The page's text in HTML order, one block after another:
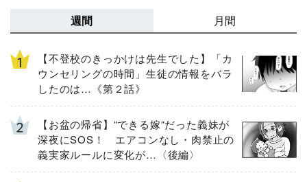
週間 月間
【不登校のきっかけは先生でした】「カ
ウンセリングの時間」生徒の情報をバラ
したのは…《第２話》
【お盆の帰省】“できる嫁“だった義妹が
深夜にSOS！ エアコンなし・肉禁止の
義実家ルールに変化が…〈後編〉